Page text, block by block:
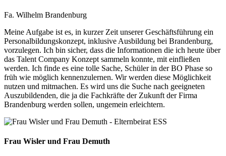
Fa. Wilhelm Brandenburg
Meine Aufgabe ist es, in kurzer Zeit unserer Geschäftsführung ein
Personalbildungskonzept, inklusive Ausbildung bei Brandenburg,
vorzulegen. Ich bin sicher, dass die Informationen die ich heute über
das Talent Company Konzept sammeln konnte, mit einfließen
werden. Ich finde es eine tolle Sache, Schüler in der BO Phase so
früh wie möglich kennenzulernen. Wir werden diese Möglichkeit
nutzen und mitmachen. Es wird uns die Suche nach geeigneten
Auszubildenden, die ja die Fachkräfte der Zukunft der Firma
Brandenburg werden sollen, ungemein erleichtern.
Frau Wisler und Frau Demuth